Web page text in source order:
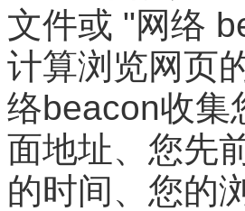
文件或 "网络
计算浏览网页
络beacon收集
面地址、您先
的时间、您的